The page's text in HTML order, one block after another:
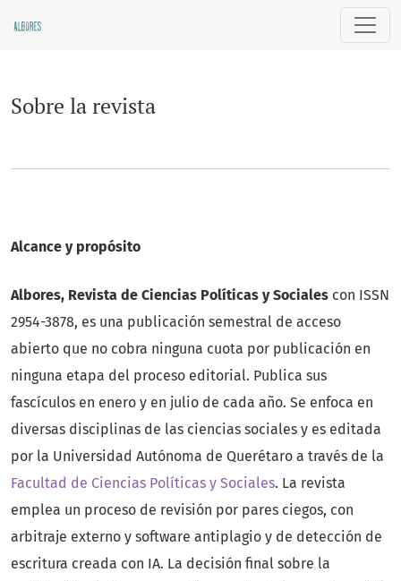
Sobre la revista
Alcance y propósito
Albores, Revista de Ciencias Políticas y Sociales con ISSN
2954-3878, es una publicación semestral de acceso
abierto que no cobra ninguna cuota por publicación en
ninguna etapa del proceso editorial. Publica sus
fascículos en enero y en julio de cada año. Se enfoca en
diversas disciplinas de las ciencias sociales y es editada
por la Universidad Autónoma de Querétaro a través de la
Facultad de Ciencias Políticas y Sociales. La revista
emplea un proceso de revisión por pares ciegos, con
arbitraje externo y software antiplagio y de detección de
escritura creada con IA. La decisión final sobre la